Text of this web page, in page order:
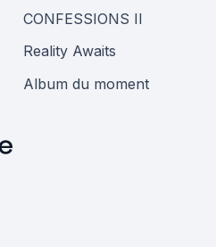
CONFESSIONS II
Reality Awaits
Album du moment